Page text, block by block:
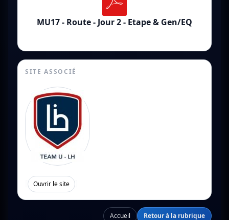
MU17 - Route - Jour 2 - Etape & Gen/EQ
SITE ASSOCIÉ
Ouvrir le site
Accueil Retour à la rubrique